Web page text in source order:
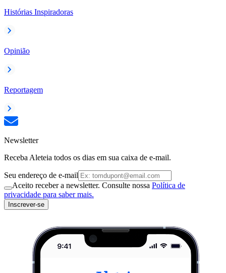
Histórias Inspiradoras
Opinião
Reportagem
Newsletter
Receba Aleteia todos os dias em sua caixa de e-mail.
Seu endereço de e-mail
Aceito receber a newsletter. Consulte nossa Política de
privacidade para saber mais.
Inscrever-se